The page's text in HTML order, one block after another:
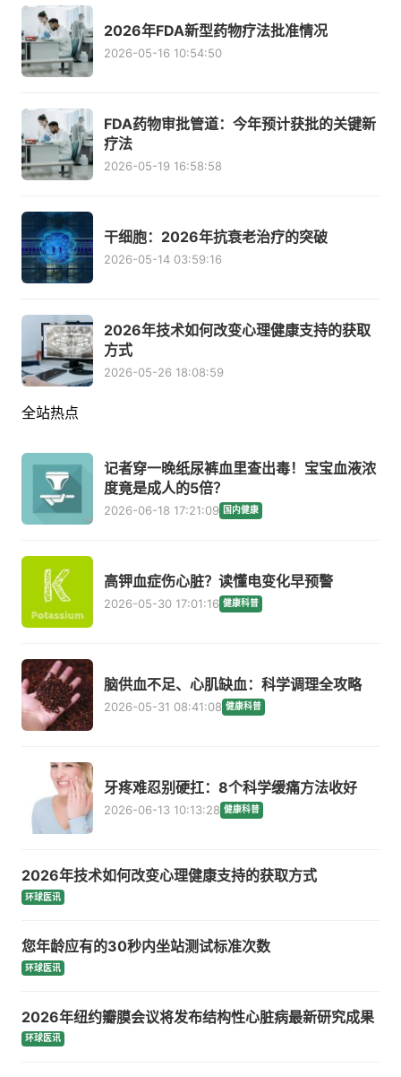
2026年FDA新型药物疗法批准情况
2026-05-16 10:54:50
FDA药物审批管道：今年预计获批的关键新
疗法
2026-05-19 16:58:58
干细胞：2026年抗衰老治疗的突破
2026-05-14 03:59:16
2026年技术如何改变心理健康支持的获取
方式
2026-05-26 18:08:59
全站热点
记者穿一晚纸尿裤血里查出毒！宝宝血液浓
度竟是成人的5倍？
2026-06-18 17:21:09 国内健康
高钾血症伤心脏？读懂电变化早预警
2026-05-30 17:01:16 健康科普
脑供血不足、心肌缺血：科学调理全攻略
2026-05-31 08:41:08 健康科普
牙疼难忍别硬扛：8个科学缓痛方法收好
2026-06-13 10:13:28 健康科普
2026年技术如何改变心理健康支持的获取方式
环球医讯
您年龄应有的30秒内坐站测试标准次数
环球医讯
2026年纽约瓣膜会议将发布结构性心脏病最新研究成果
环球医讯